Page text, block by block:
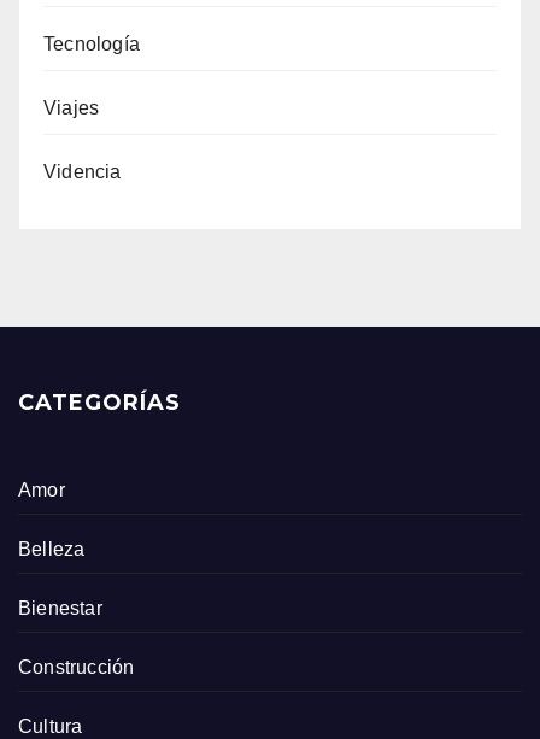
Tecnología
Viajes
Videncia
CATEGORÍAS
Amor
Belleza
Bienestar
Construcción
Cultura